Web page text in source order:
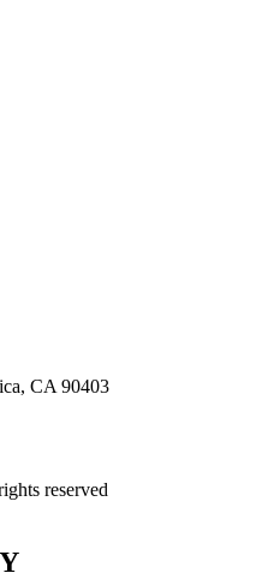
CA 90403
reserved